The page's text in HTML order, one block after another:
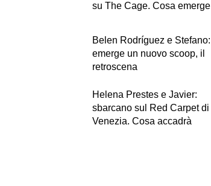
su The Cage. Cosa emerge
Belen Rodríguez e Stefano:
emerge un nuovo scoop, il
retroscena
Helena Prestes e Javier:
sbarcano sul Red Carpet di
Venezia. Cosa accadrà